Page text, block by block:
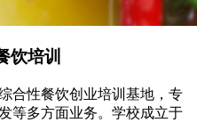
饮培训
合性餐饮创业培训基地，专
等多方面业务。学校成立于